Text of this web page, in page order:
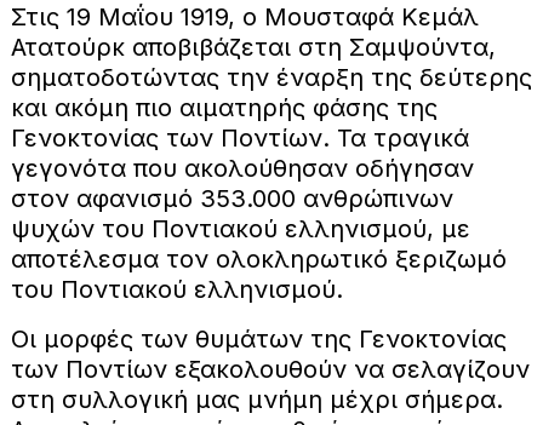
Στις 19 Μαΐου 1919, ο Μουσταφά Κεμάλ
Ατατούρκ αποβιβάζεται στη Σαμψούντα,
σηματοδοτώντας την έναρξη της δεύτερης
και ακόμη πιο αιματηρής φάσης της
Γενοκτονίας των Ποντίων. Τα τραγικά
γεγονότα που ακολούθησαν οδήγησαν
στον αφανισμό 353.000 ανθρώπινων
ψυχών του Ποντιακού ελληνισμού, με
αποτέλεσμα τον ολοκληρωτικό ξεριζωμό
του Ποντιακού ελληνισμού.
Οι μορφές των θυμάτων της Γενοκτονίας
των Ποντίων εξακολουθούν να σελαγίζουν
στη συλλογική μας μνήμη μέχρι σήμερα.